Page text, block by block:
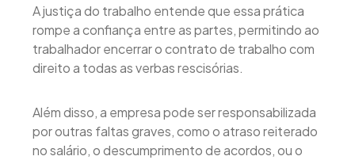
A justiça do trabalho entende que essa prática
rompe a confiança entre as partes, permitindo ao
trabalhador encerrar o contrato de trabalho com
direito a todas as verbas rescisórias.
Além disso, a empresa pode ser responsabilizada
por outras faltas graves, como o atraso reiterado
no salário, o descumprimento de acordos, ou o